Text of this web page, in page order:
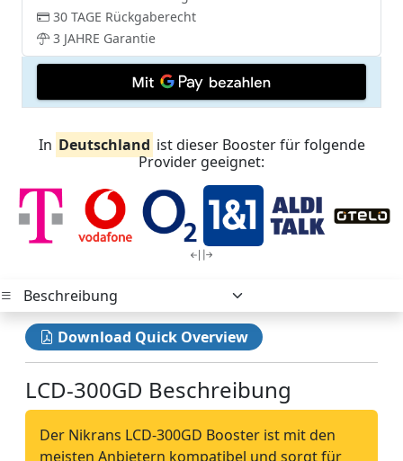
30 TAGE Rückgaberecht
3 JAHRE Garantie
In Deutschland ist dieser Booster für folgende
Provider geeignet:
Download Quick Overview
LCD-300GD Beschreibung
Der Nikrans LCD-300GD Booster ist mit den
meisten Anbietern kompatibel und sorgt für